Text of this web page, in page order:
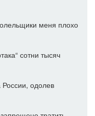
меня плохо
сотни тысяч
одолев